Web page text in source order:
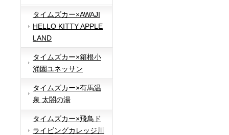
タイムズカー×AWAJI
HELLO KITTY APPLE
LAND
タイムズカー×箱根小
涌園ユネッサン
タイムズカー×有馬温
泉 太閤の湯
タイムズカー×飛鳥ド
ライビングカレッジ川